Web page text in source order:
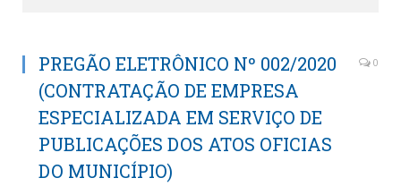
PREGÃO ELETRÔNICO Nº 002/2020
(CONTRATAÇÃO DE EMPRESA
ESPECIALIZADA EM SERVIÇO DE
PUBLICAÇÕES DOS ATOS OFICIAS
DO MUNICÍPIO)
0